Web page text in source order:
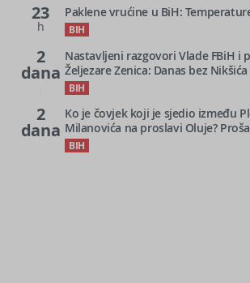
23
h
Paklene vrućine u BiH:
BIH
2
dana
Nastavljeni razgovori Vlade FBiH i
Željezare Zenica: Danas bez Nikšića
BIH
2
dana
Ko je čovjek koji je sjedio između
Milanovića na proslavi Oluje?
BIH